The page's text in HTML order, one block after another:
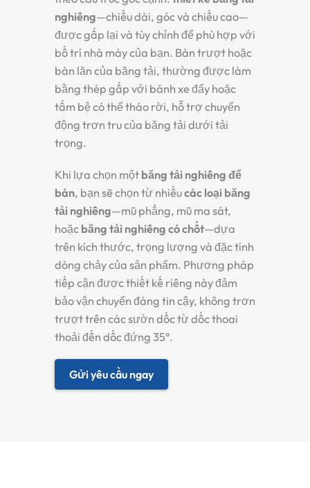
nghiêng—chiều dài, góc và chiều cao—
được gấp lại và tùy chỉnh để phù hợp với
bố trí nhà máy của bạn. Bàn trượt hoặc
bàn lăn của băng tải, thường được làm
bằng thép gấp với bánh xe đẩy hoặc
tấm bệ có thể tháo rời, hỗ trợ chuyển
động trơn tru của băng tải dưới tải
trọng.
Khi lựa chọn một băng tải nghiêng để
bán, bạn sẽ chọn từ nhiềucác loại băng
tải nghiêng—mũ phẳng, mũ ma sát,
hoặc băng tải nghiêng có chốt—dựa
trên kích thước, trọng lượng và đặc tính
dòng chảy của sản phẩm. Phương pháp
tiếp cận được thiết kế riêng này đảm
bảo vận chuyển đáng tin cậy, không trơn
trượt trên các sườn dốc từ dốc thoai
thoải đến dốc đứng 35°.
Gửi yêu cầu ngay